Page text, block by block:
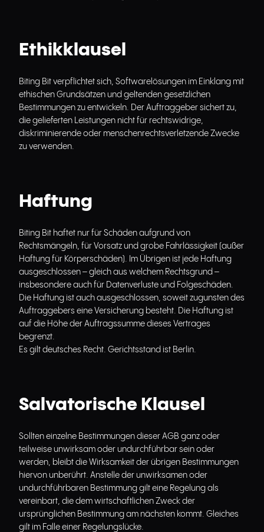
Ethikklausel
Biting Bit verpflichtet sich, Softwarelösungen im Einklang mit
ethischen Grundsätzen und geltenden gesetzlichen
Bestimmungen zu entwickeln. Der Auftraggeber sichert zu,
die gelieferten Leistungen nicht für rechtswidrige,
diskriminierende oder menschenrechtsverletzende Zwecke
zu verwenden.
Haftung
Biting Bit haftet nur für Schäden aufgrund von
Rechtsmängeln, für Vorsatz und grobe Fahrlässigkeit (außer
Haftung für Körperschäden). Im Übrigen ist jede Haftung
ausgeschlossen – gleich aus welchem Rechtsgrund –
insbesondere auch für Datenverluste und Folgeschäden.
Die Haftung ist auch ausgeschlossen, soweit zugunsten des
Auftraggebers eine Versicherung besteht. Die Haftung ist
auf die Höhe der Auftragssumme dieses Vertrages
begrenzt.
Es gilt deutsches Recht. Gerichtsstand ist Berlin.
Salvatorische Klausel
Sollten einzelne Bestimmungen dieser AGB ganz oder
teilweise unwirksam oder undurchführbar sein oder
werden, bleibt die Wirksamkeit der übrigen Bestimmungen
hiervon unberührt. Anstelle der unwirksamen oder
undurchführbaren Bestimmung gilt eine Regelung als
vereinbart, die dem wirtschaftlichen Zweck der
ursprünglichen Bestimmung am nächsten kommt. Gleiches
gilt im Falle einer Regelungslücke.